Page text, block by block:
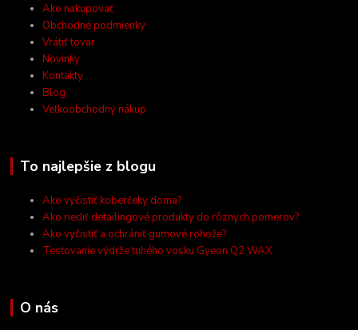
Ako nakupovať
Obchodné podmienky
Vrátiť tovar
Novinky
Kontakty
Blog
Veľkoobchodný nákup
To najlepšie z blogu
Ako vyčistiť koberčeky doma?
Ako riediť detailingové produkty do rôznych pomerov?
Ako vyčistiť a ochrániť gumové rohože?
Testovanie výdrže tuhého vosku Gyeon Q2 WAX
O nás